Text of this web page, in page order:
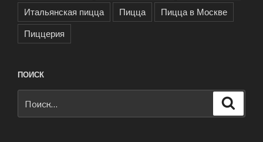
Итальянская пицца
Пицца
Пицца в Москве
Пиццерия
ПОИСК